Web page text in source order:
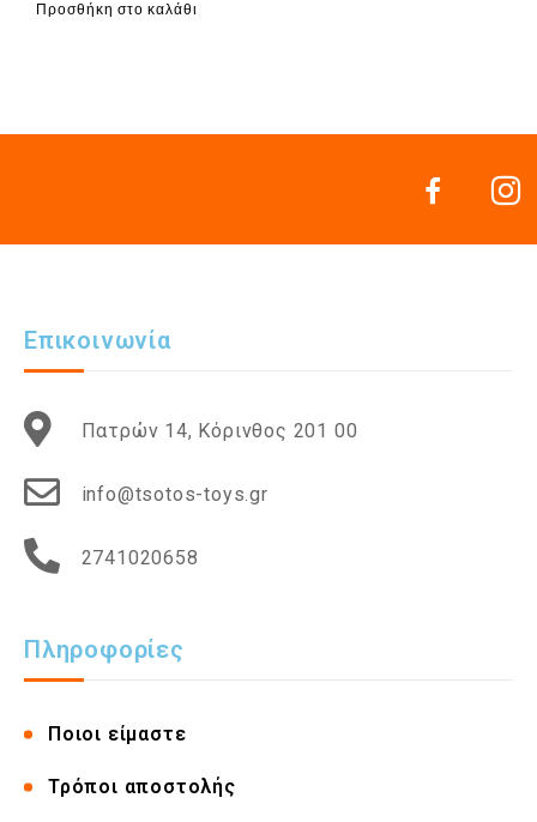
Προσθήκη στο καλάθι
Επικοινωνία
Πατρών 14, Κόρινθος 201 00
info@tsotos-toys.gr
2741020658
Πληροφορίες
Ποιοι είμαστε
Τρόποι αποστολής